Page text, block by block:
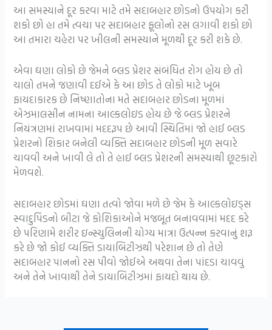
આ સમસ્યાને દૂર કરવા માટે તમે સદાબહાર છોડનો ઉપયોગ કરી
શકો છો હા તમે ત્વચા પર સદાબહાર ફૂલોનો રસ લગાવી શકો છો
આ તમારા ચહેરા પર ખીલની સમસ્યાને મૂળથી દૂર કરી શકે છે.
એવા ઘણા લોકો છે જેમને બ્લડ પ્રેશર સંબંધિત રોગ હોય છે તો
ચાલો તમને જણાવી દઈએ કે આ છોડ તે લોકો માટે ખૂબ
ફાયદાકારક છે નિષ્ણાતોના મતે સદાબહાર છોડના મૂળમાં
એઝમાલસીન નામના આલ્કલોઇડ હોય છે જે બ્લડ પ્રેશરને
નિયંત્રણમાં રાખવામાં મદદરૂપ છે આવી સ્થિતિમાં જો હાઈ બ્લડ
પ્રેશરનો શિકાર બનેલી વ્યક્તિ સદાબહાર છોડની મૂળ સવારે
ચાવવી અને ખાવી લે તો તે હાઈ બ્લડ પ્રેશરની સમસ્યાથી છૂટકારો
મેળવશે.
સદાબહાર છોડમાં ઘણા તત્વો જોવા મળે છે જેમ કે આલ્કલોઇડ્સ
સ્વાદુપિંડનો બીટા જે કોશિકાઓને મજબૂત બનાવવામાં મદદ કરે
છે પરિણામે શરીર ઇન્સ્યુલિનની યોગ્ય માત્રા ઉત્પન્ન કરવાનું શરૂ
કરે છે જો કોઈ વ્યક્તિ ડાયાબિટીઝથી પરેશાન છે તો તેણે
સદાબહાર પાનનો રસ પીવો જોઈએ અથવા તેના પાંદડા ચાવવું
અને તેને ખાવાથી તેને ડાયાબિટીઝમાં ફાયદો થાય છે.